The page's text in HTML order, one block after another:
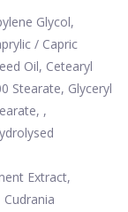
Glycol,
/ Capric
Oil, Cetearyl
Stearate, Glyceryl
,
Extract,